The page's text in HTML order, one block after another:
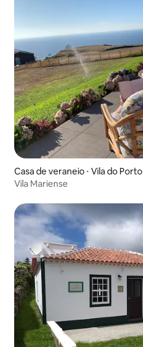
Casa de veraneio ⋅ Vila do Porto
Vila Mariense